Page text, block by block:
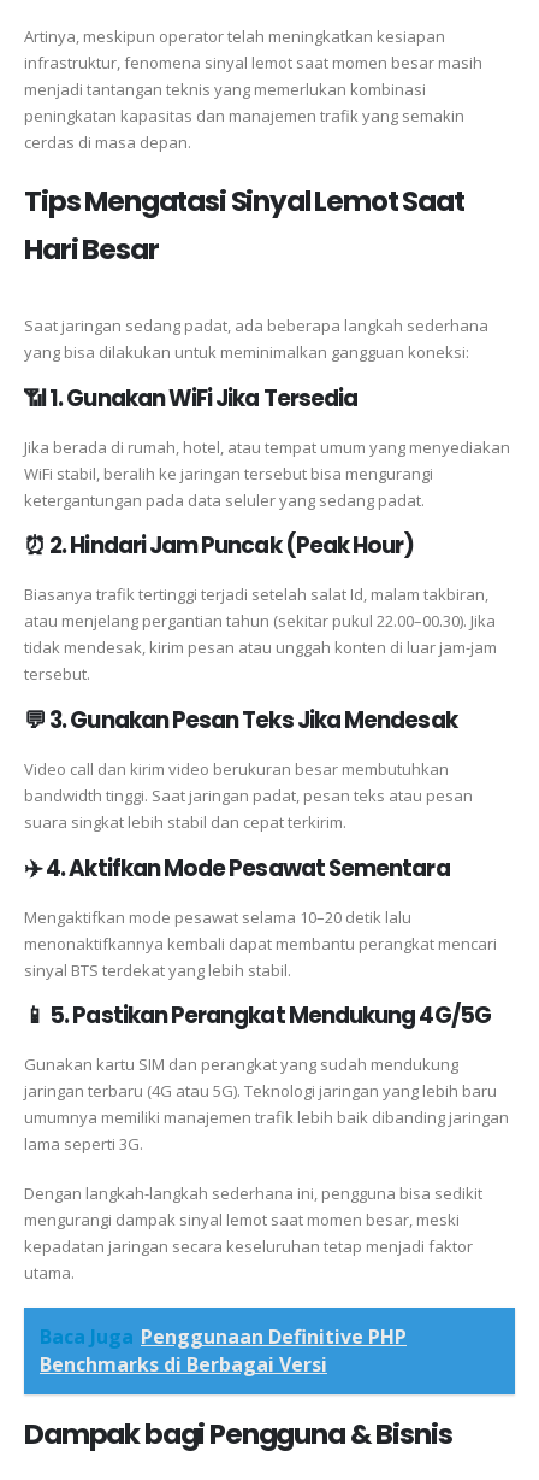
Artinya, meskipun operator telah meningkatkan kesiapan
infrastruktur, fenomena sinyal lemot saat momen besar masih
menjadi tantangan teknis yang memerlukan kombinasi
peningkatan kapasitas dan manajemen trafik yang semakin
cerdas di masa depan.
Tips Mengatasi Sinyal Lemot Saat
Hari Besar
Saat jaringan sedang padat, ada beberapa langkah sederhana
yang bisa dilakukan untuk meminimalkan gangguan koneksi:
📶 1. Gunakan WiFi Jika Tersedia
Jika berada di rumah, hotel, atau tempat umum yang menyediakan
WiFi stabil, beralih ke jaringan tersebut bisa mengurangi
ketergantungan pada data seluler yang sedang padat.
⏰ 2. Hindari Jam Puncak (Peak Hour)
Biasanya trafik tertinggi terjadi setelah salat Id, malam takbiran,
atau menjelang pergantian tahun (sekitar pukul 22.00–00.30). Jika
tidak mendesak, kirim pesan atau unggah konten di luar jam-jam
tersebut.
💬 3. Gunakan Pesan Teks Jika Mendesak
Video call dan kirim video berukuran besar membutuhkan
bandwidth tinggi. Saat jaringan padat, pesan teks atau pesan
suara singkat lebih stabil dan cepat terkirim.
✈️ 4. Aktifkan Mode Pesawat Sementara
Mengaktifkan mode pesawat selama 10–20 detik lalu
menonaktifkannya kembali dapat membantu perangkat mencari
sinyal BTS terdekat yang lebih stabil.
📱 5. Pastikan Perangkat Mendukung 4G/5G
Gunakan kartu SIM dan perangkat yang sudah mendukung
jaringan terbaru (4G atau 5G). Teknologi jaringan yang lebih baru
umumnya memiliki manajemen trafik lebih baik dibanding jaringan
lama seperti 3G.
Dengan langkah-langkah sederhana ini, pengguna bisa sedikit
mengurangi dampak sinyal lemot saat momen besar, meski
kepadatan jaringan secara keseluruhan tetap menjadi faktor
utama.
Baca Juga Penggunaan Definitive PHP
Benchmarks di Berbagai Versi
Dampak bagi Pengguna & Bisnis